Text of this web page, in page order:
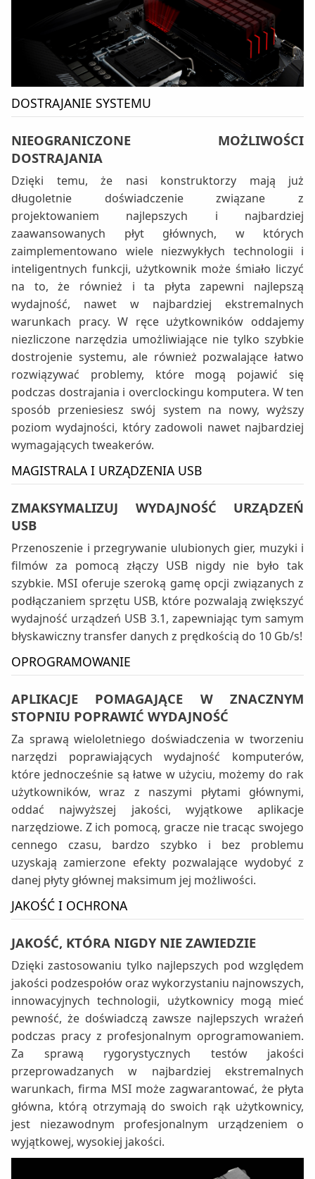
DOSTRAJANIE SYSTEMU
NIEOGRANICZONE MOŻLIWOŚCI
DOSTRAJANIA
Dzięki temu, że nasi konstruktorzy mają już
długoletnie doświadczenie związane z
projektowaniem najlepszych i najbardziej
zaawansowanych płyt głównych, w których
zaimplementowano wiele niezwykłych technologii i
inteligentnych funkcji, użytkownik może śmiało liczyć
na to, że również i ta płyta zapewni najlepszą
wydajność, nawet w najbardziej ekstremalnych
warunkach pracy. W ręce użytkowników oddajemy
niezliczone narzędzia umożliwiające nie tylko szybkie
dostrojenie systemu, ale również pozwalające łatwo
rozwiązywać problemy, które mogą pojawić się
podczas dostrajania i overclockingu komputera. W ten
sposób przeniesiesz swój system na nowy, wyższy
poziom wydajności, który zadowoli nawet najbardziej
wymagających tweakerów.
MAGISTRALA I URZĄDZENIA USB
ZMAKSYMALIZUJ WYDAJNOŚĆ URZĄDZEŃ
USB
Przenoszenie i przegrywanie ulubionych gier, muzyki i
filmów za pomocą złączy USB nigdy nie było tak
szybkie. MSI oferuje szeroką gamę opcji związanych z
podłączaniem sprzętu USB, które pozwalają zwiększyć
wydajność urządzeń USB 3.1, zapewniając tym samym
błyskawiczny transfer danych z prędkością do 10 Gb/s!
OPROGRAMOWANIE
APLIKACJE POMAGAJĄCE W ZNACZNYM
STOPNIU POPRAWIĆ WYDAJNOŚĆ
Za sprawą wieloletniego doświadczenia w tworzeniu
narzędzi poprawiających wydajność komputerów,
które jednocześnie są łatwe w użyciu, możemy do rak
użytkowników, wraz z naszymi płytami głównymi,
oddać najwyższej jakości, wyjątkowe aplikacje
narzędziowe. Z ich pomocą, gracze nie tracąc swojego
cennego czasu, bardzo szybko i bez problemu
uzyskają zamierzone efekty pozwalające wydobyć z
danej płyty głównej maksimum jej możliwości.
JAKOŚĆ I OCHRONA
JAKOŚĆ, KTÓRA NIGDY NIE ZAWIEDZIE
Dzięki zastosowaniu tylko najlepszych pod względem
jakości podzespołów oraz wykorzystaniu najnowszych,
innowacyjnych technologii, użytkownicy mogą mieć
pewność, że doświadczą zawsze najlepszych wrażeń
podczas pracy z profesjonalnym oprogramowaniem.
Za sprawą rygorystycznych testów jakości
przeprowadzanych w najbardziej ekstremalnych
warunkach, firma MSI może zagwarantować, że płyta
główna, którą otrzymają do swoich rąk użytkownicy,
jest niezawodnym profesjonalnym urządzeniem o
wyjątkowej, wysokiej jakości.